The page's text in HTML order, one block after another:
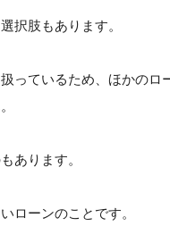
択肢もあります。
っているため、ほかのロ
あります。
ローンのことです。